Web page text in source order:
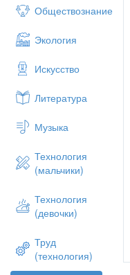
Обществознание
Экология
Искусство
Литература
Музыка
Технология
(мальчики)
Технология
(девочки)
Труд
(технология)